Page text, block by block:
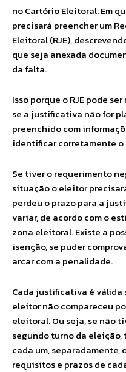
no Cartório Eleitoral. Em
precisará preencher um
Eleitoral (RJE),
que seja anexada
da falta.
Isso porque o RJE pode
se a justificativa não for
preenchido com
identificar corretamente o
Se tiver o requerimento
situação o eleitor
perdeu o prazo para a
variar, de acordo com o
zona eleitoral. Existe a
isenção, se puder
arcar com a penalidade.
Cada justificativa é válida
eleitor não compareceu
eleitoral. Ou seja, se não
segundo turno da
cada um, separadamente,
requisitos e prazos de